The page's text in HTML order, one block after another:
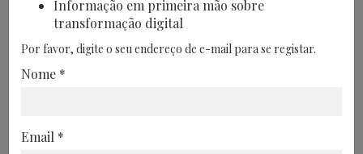
realidade na gestão de risco e
compliance
compliance para responder à volatilidade
Informação em primeira mão sobre
transformação digital
Por favor, digite o seu endereço de e-mail para se registar.
Nome *
Email *